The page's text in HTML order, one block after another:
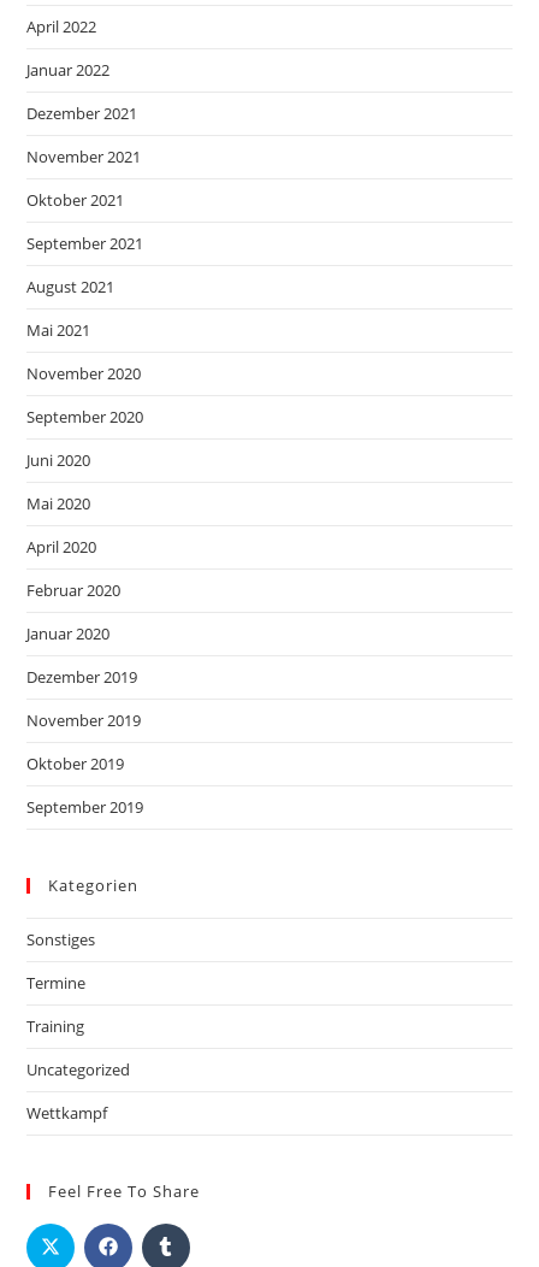
April 2022
Januar 2022
Dezember 2021
November 2021
Oktober 2021
September 2021
August 2021
Mai 2021
November 2020
September 2020
Juni 2020
Mai 2020
April 2020
Februar 2020
Januar 2020
Dezember 2019
November 2019
Oktober 2019
September 2019
Kategorien
Sonstiges
Termine
Training
Uncategorized
Wettkampf
Feel Free To Share